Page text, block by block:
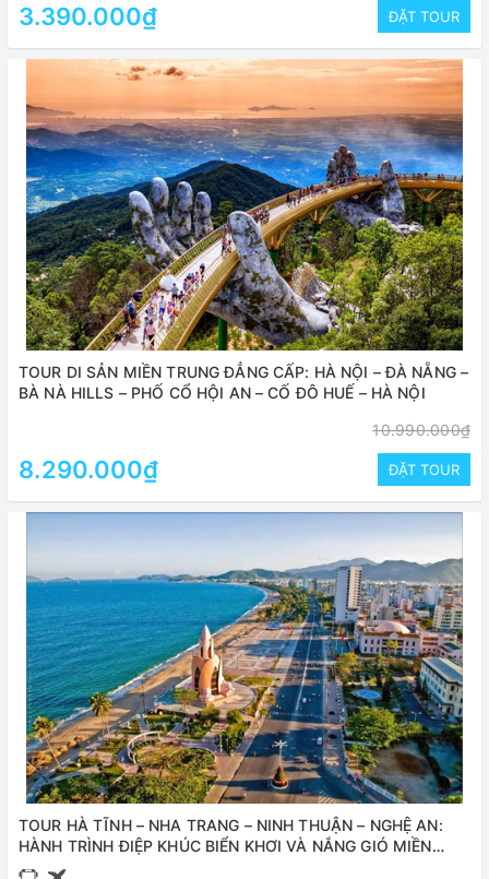
3.390.000₫ ĐẶT TOUR
TOUR DI SẢN MIỀN TRUNG ĐẲNG CẤP: HÀ NỘI – ĐÀ NẴNG –
BÀ NÀ HILLS – PHỐ CỔ HỘI AN – CỐ ĐÔ HUẾ – HÀ NỘI
10.990.000₫
8.290.000₫ ĐẶT TOUR
TOUR HÀ TĨNH – NHA TRANG – NINH THUẬN – NGHỆ AN:
HÀNH TRÌNH ĐIỆP KHÚC BIỂN KHƠI VÀ NẮNG GIÓ MIỀN
TRUNG